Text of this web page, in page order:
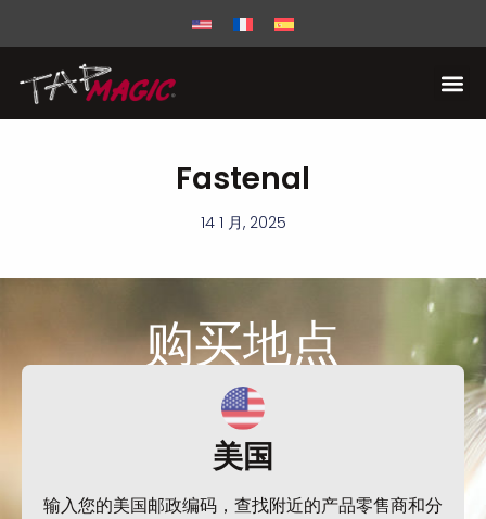
Fastenal
14 1 月, 2025
购买地点
美国
输入您的美国邮政编码，查找附近的产品零售商和分